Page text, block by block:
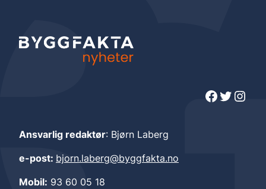
Facebook Twitter Instagram
Ansvarlig redaktør: Bjørn Laberg
e-post: bjorn.laberg@byggfakta.no
Mobil: 93 60 05 18